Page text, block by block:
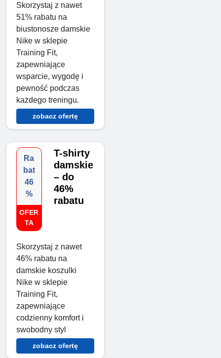
Skorzystaj z nawet
51% rabatu na
biustonosze damskie
Nike w sklepie
Training Fit,
zapewniające
wsparcie, wygodę i
pewność podczas
każdego treningu.
zobacz ofertę
Ra
bat
46
%
OFER
TA
T-shirty
damskie
– do
46%
rabatu
Skorzystaj z nawet
46% rabatu na
damskie koszulki
Nike w sklepie
Training Fit,
zapewniające
codzienny komfort i
swobodny styl
zobacz ofertę